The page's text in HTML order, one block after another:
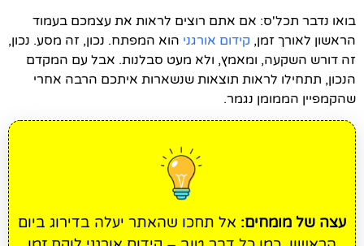
בואו נדבר תכל'ס: אם אתם רוצים לראות את עצמכם בעמוד
הראשון לאורך זמן, קידום אורגני הוא המפתח. נכון, זה מסע. נכון,
זה דורש השקעה, ומאמץ, ולא מעט סבלנות. אבל עם המקדם
הנכון, תתחילו לראות תוצאות שנשארות איתכם הרבה אחרי
שהקמפיין הממומן נגמר.
עצה של מומחים: אל תחכו שהאתר יעלה בדירוג ביום